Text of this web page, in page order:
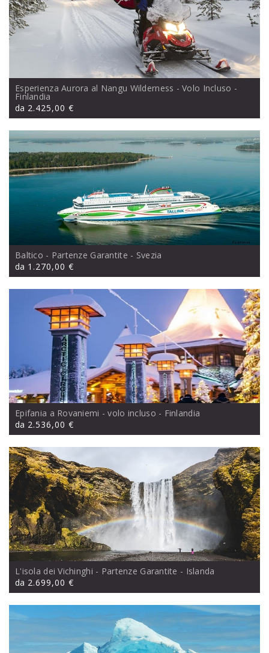
Esperienza Aurora al Nangu Wilderness - Volo Incluso -
Finlandia
da 2.425,00 €
Baltico - Partenze Garantite - Svezia
da 1.270,00 €
Epifania a Rovaniemi - volo incluso - Finlandia
da 2.536,00 €
L'isola dei Vichinghi - Partenze Garantite - Islanda
da 2.699,00 €